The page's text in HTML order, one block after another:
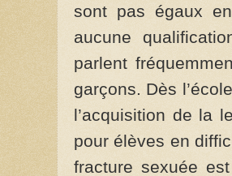
sont pas égaux
aucune
parlent
garçons. Dès
l’acquisition de la
pour élèves en
fracture sexuée